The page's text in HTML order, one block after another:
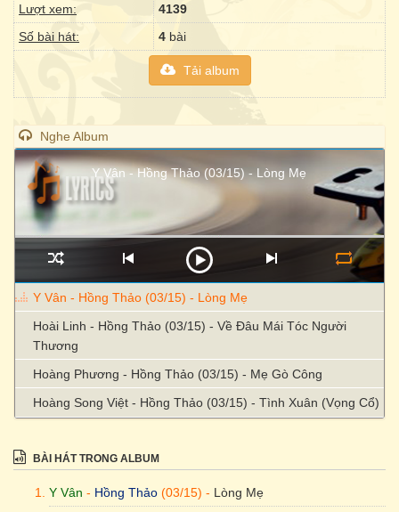
Lượt xem:
4139
Số bài hát:
4 bài
Tải album
Nghe Album
Y Vân - Hồng Thảo (03/15) - Lòng Mẹ
Y Vân - Hồng Thảo (03/15) - Lòng Mẹ
Hoài Linh - Hồng Thảo (03/15) - Về Đâu Mái Tóc Người
Thương
Hoàng Phương - Hồng Thảo (03/15) - Mẹ Gò Công
Hoàng Song Việt - Hồng Thảo (03/15) - Tình Xuân (Vọng Cổ)
BÀI HÁT TRONG ALBUM
Y Vân - Hồng Thảo (03/15) - Lòng Mẹ